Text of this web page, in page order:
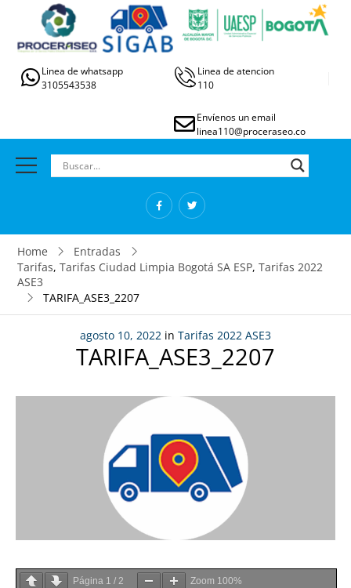
Linea de whatsapp
3105543538
Linea de atencion
110
Envíenos un email
linea110@proceraseo.co
Home
Entradas
Tarifas, Tarifas Ciudad Limpia Bogotá SA ESP, Tarifas 2022
ASE3
TARIFA_ASE3_2207
agosto 10, 2022 in Tarifas 2022 ASE3
TARIFA_ASE3_2207
Página 1 / 2 Zoom 100%